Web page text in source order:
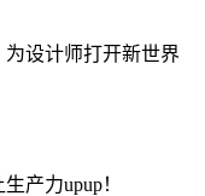
设计师打开新世界
产力upup！